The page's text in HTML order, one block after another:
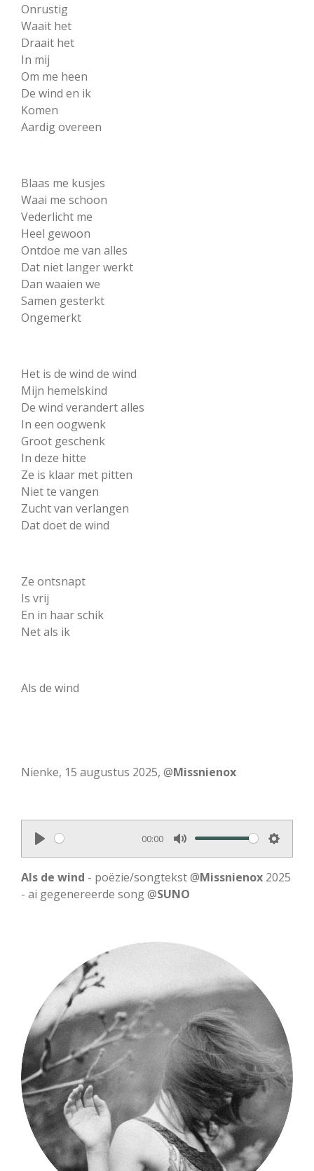
Onrustig
Waait het
Draait het
In mij
Om me heen
De wind en ik
Komen
Aardig overeen
Blaas me kusjes
Waai me schoon
Vederlicht me
Heel gewoon
Ontdoe me van alles
Dat niet langer werkt
Dan waaien we
Samen gesterkt
Ongemerkt
Het is de wind de wind
Mijn hemelskind
De wind verandert alles
In een oogwenk
Groot geschenk
In deze hitte
Ze is klaar met pitten
Niet te vangen
Zucht van verlangen
Dat doet de wind
Ze ontsnapt
Is vrij
En in haar schik
Net als ik
Als de wind
Nienke, 15 augustus 2025, @Missnienox
P
l
a
00:00
M
u
t
S
e
Als de wind - poëzie/songtekst @Missnienox 2025
- ai gegenereerde song @SUNO